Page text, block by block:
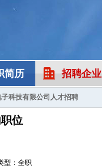
简历 招聘企业
科技有限公司人才招聘
位
型：全职